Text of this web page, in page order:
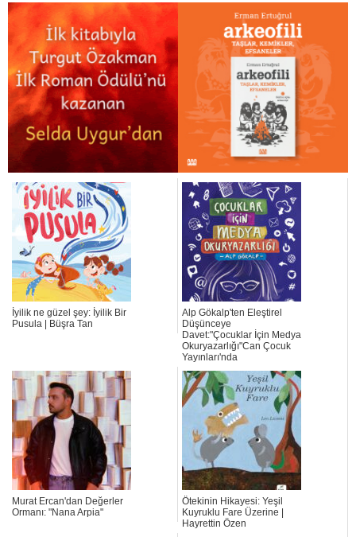
İyilik ne güzel şey: İyilik Bir
Pusula | Büşra Tan
Alp Gökalp'ten Eleştirel
Düşünceye
Davet:"Çocuklar İçin Medya
Okuryazarlığı"Can Çocuk
Yayınları'nda
Murat Ercan'dan Değerler
Ormanı: "Nana Arpia"
Ötekinin Hikayesi: Yeşil
Kuyruklu Fare Üzerine |
Hayrettin Özen